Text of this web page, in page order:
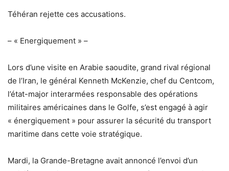
Téhéran rejette ces accusations.
– « Energiquement » –
Lors d’une visite en Arabie saoudite, grand rival régional
de l’Iran, le général Kenneth McKenzie, chef du Centcom,
l’état-major interarmées responsable des opérations
militaires américaines dans le Golfe, s’est engagé à agir
« énergiquement » pour assurer la sécurité du transport
maritime dans cette voie stratégique.
Mardi, la Grande-Bretagne avait annoncé l’envoi d’un